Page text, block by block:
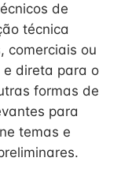
de
técnica
comerciais ou
e direta para o
formas de
para
temas e